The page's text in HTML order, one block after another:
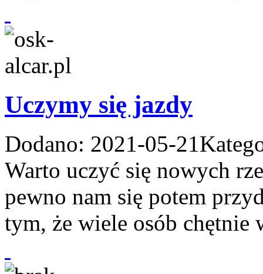
Uczymy się jazdy
Dodano: 2021-05-21
Warto uczyć się nowych
pewno nam się potem
tym, że wiele osób chętnie